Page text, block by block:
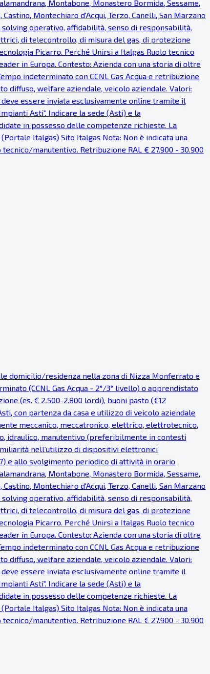
Montabone, Monastero Bormida, Sessame,
Montechiaro d'Acqui, Terzo, Canelli, San Marzano
operativo, affidabilità, senso di responsabilità,
di telecontrollo, di misura del gas, di protezione
Picarro. Perché Unirsi a Italgas Ruolo tecnico
in Europa. Contesto: Azienda con una storia di oltre
indeterminato con CCNL Gas Acqua e retribuzione
diffuso, welfare aziendale, veicolo aziendale. Valori:
essere inviata esclusivamente online tramite il
Asti". Indicare la sede (Asti) e la
in possesso delle competenze richieste. La
Italgas) Sito Italgas Nota: Non è indicata una
manutentivo. Retribuzione RAL € 27.900 - 30.900
domicilio/residenza nella zona di Nizza Monferrato e
(CCNL Gas Acqua - 2°/3° livello) o apprendistato
(es. € 2.500-2.800 lordi), buoni pasto (€12
con partenza da casa e utilizzo di veicolo aziendale
meccanico, meccatronico, elettrico, elettrotecnico,
idraulico, manutentivo (preferibilmente in contesti
nell'utilizzo di dispositivi elettronici
e allo svolgimento periodico di attività in orario
Montabone, Monastero Bormida, Sessame,
Montechiaro d'Acqui, Terzo, Canelli, San Marzano
operativo, affidabilità, senso di responsabilità,
di telecontrollo, di misura del gas, di protezione
Picarro. Perché Unirsi a Italgas Ruolo tecnico
in Europa. Contesto: Azienda con una storia di oltre
indeterminato con CCNL Gas Acqua e retribuzione
diffuso, welfare aziendale, veicolo aziendale. Valori:
essere inviata esclusivamente online tramite il
Asti". Indicare la sede (Asti) e la
in possesso delle competenze richieste. La
Italgas) Sito Italgas Nota: Non è indicata una
manutentivo. Retribuzione RAL € 27.900 - 30.900